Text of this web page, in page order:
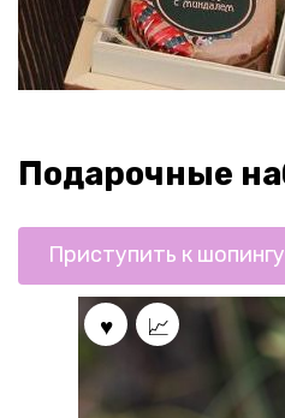
Подарочные
Приступить к шопингу